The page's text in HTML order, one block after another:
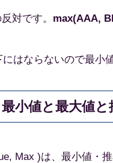
対です。 max(AAA,
はならないので最小
小値と最大値と
Max )は、最小値・